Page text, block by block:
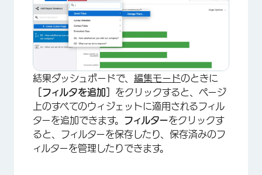
結果ダッシュボードで、 編集モードのときに
［フィルタを追加］ をクリックすると、ページ
上のすべてのウィジェットに適用されるフィル
ターを追加できます。 フィルターをクリックす
ると、フィルターを保存したり、保存済みのフ
ィルターを管理したりできます。